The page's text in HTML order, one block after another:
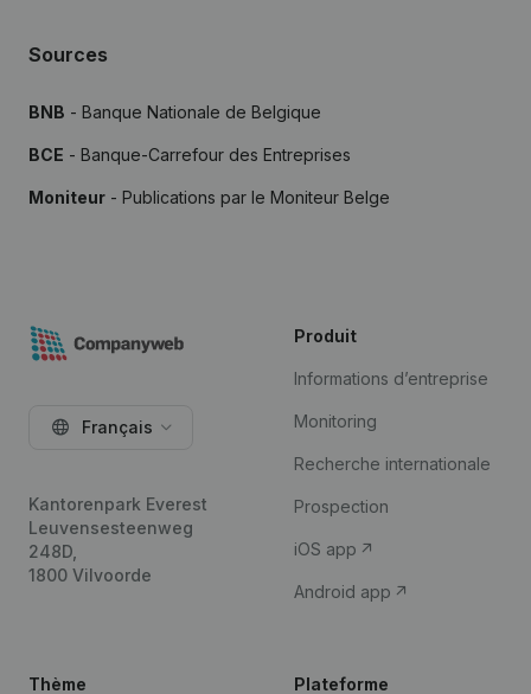
Sources
BNB - Banque Nationale de Belgique
BCE - Banque-Carrefour des Entreprises
Moniteur - Publications par le Moniteur Belge
Français
Kantorenpark Everest
Leuvensesteenweg
248D,
1800 Vilvoorde
Produit
Informations d’entreprise
Monitoring
Recherche internationale
Prospection
iOS app
Android app
Thème Plateforme